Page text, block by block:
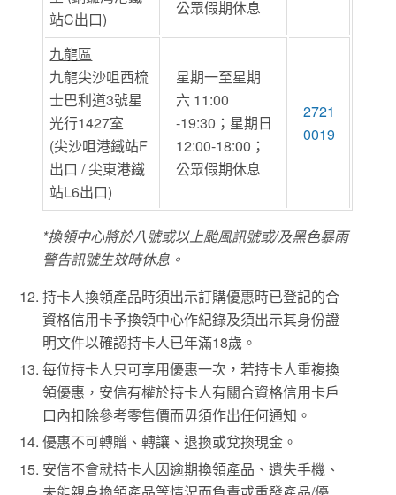
站C出口)
公眾假期休息
九龍區
九龍尖沙咀西梳
士巴利道3號星
光行1427室
(尖沙咀港鐵站F
出口 / 尖東港鐵
站L6出口)
星期一至星期
六 11:00
-19:30；星期日
12:00-18:00；
公眾假期休息
2721
0019
*換領中心將於八號或以上颱風訊號或/及黑色暴雨
警告訊號生效時休息。
持卡人換領產品時須出示訂購優惠時已登記的合
資格信用卡予換領中心作紀錄及須出示其身份證
明文件以確認持卡人已年滿18歲。
每位持卡人只可享用優惠一次，若持卡人重複換
領優惠，安信有權於持卡人有關合資格信用卡戶
口內扣除參考零售價而毋須作出任何通知。
優惠不可轉贈、轉讓、退換或兌換現金。
安信不會就持卡人因逾期換領產品、遺失手機、